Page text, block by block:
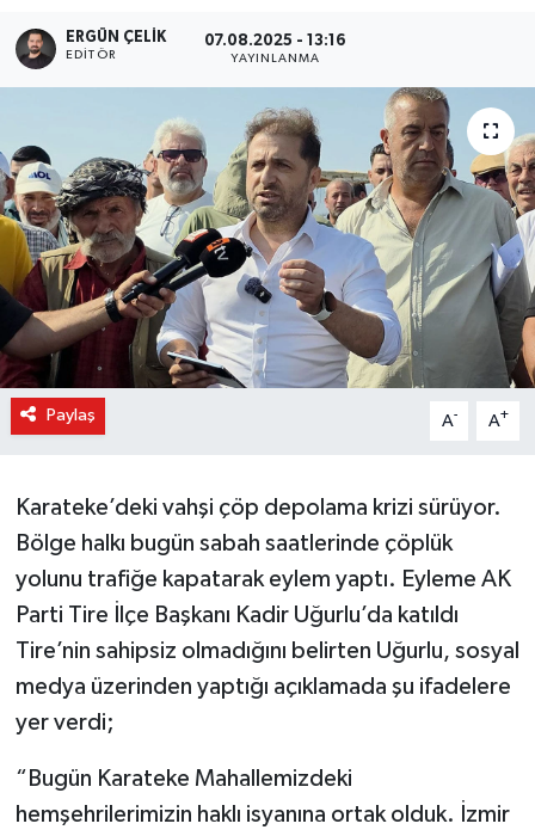
ERGÜN ÇELIK
EDITÖR
07.08.2025 - 13:16
YAYINLANMA
Paylaş A- A+
Karateke’deki vahşi çöp depolama krizi sürüyor.
Bölge halkı bugün sabah saatlerinde çöplük
yolunu trafiğe kapatarak eylem yaptı. Eyleme AK
Parti Tire İlçe Başkanı Kadir Uğurlu’da katıldı
Tire’nin sahipsiz olmadığını belirten Uğurlu, sosyal
medya üzerinden yaptığı açıklamada şu ifadelere
yer verdi;
“Bugün Karateke Mahallemizdeki
hemşehrilerimizin haklı isyanına ortak olduk. İzmir
Haber Arşivi